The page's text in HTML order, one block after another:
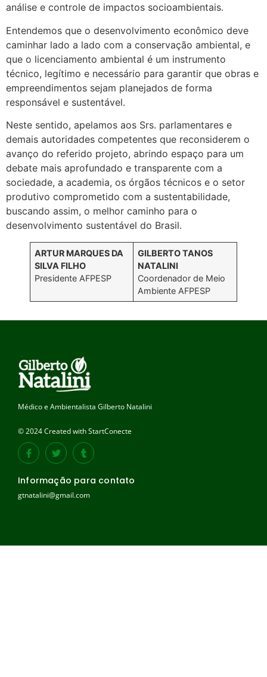
análise e controle de impactos socioambientais.
Entendemos que o desenvolvimento econômico deve
caminhar lado a lado com a conservação ambiental, e
que o licenciamento ambiental é um instrumento
técnico, legítimo e necessário para garantir que obras e
empreendimentos sejam planejados de forma
responsável e sustentável.
Neste sentido, apelamos aos Srs. parlamentares e
demais autoridades competentes que reconsiderem o
avanço do referido projeto, abrindo espaço para um
debate mais aprofundado e transparente com a
sociedade, a academia, os órgãos técnicos e o setor
produtivo comprometido com a sustentabilidade,
buscando assim, o melhor caminho para o
desenvolvimento sustentável do Brasil.
ARTUR MARQUES DA
SILVA FILHO
Presidente AFPESP
GILBERTO TANOS
NATALINI
Coordenador de Meio
Ambiente AFPESP
Médico e Ambientalista Gilberto Natalini
© 2024 Created with StartConecte
Informação para contato
gtnatalini@gmail.com